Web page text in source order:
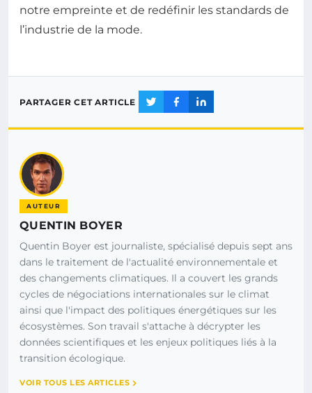
notre empreinte et de redéfinir les standards de
l’industrie de la mode.
PARTAGER CET ARTICLE
AUTEUR
QUENTIN BOYER
Quentin Boyer est journaliste, spécialisé depuis sept ans
dans le traitement de l'actualité environnementale et
des changements climatiques. Il a couvert les grands
cycles de négociations internationales sur le climat
ainsi que l'impact des politiques énergétiques sur les
écosystèmes. Son travail s'attache à décrypter les
données scientifiques et les enjeux politiques liés à la
transition écologique.
VOIR TOUS LES ARTICLES